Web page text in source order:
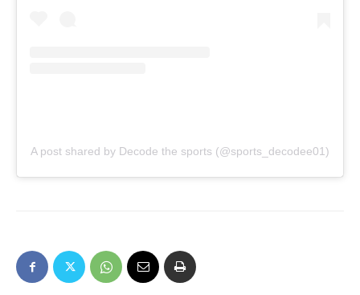
A post shared by Decode the sports (@sports_decodee01)